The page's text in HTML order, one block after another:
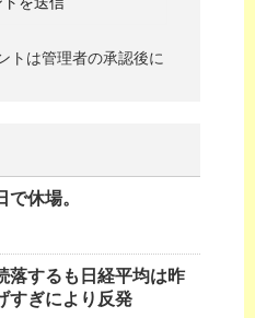
トは管理者の承認後に
で休場。
落するも日経平均は昨
すぎにより反発